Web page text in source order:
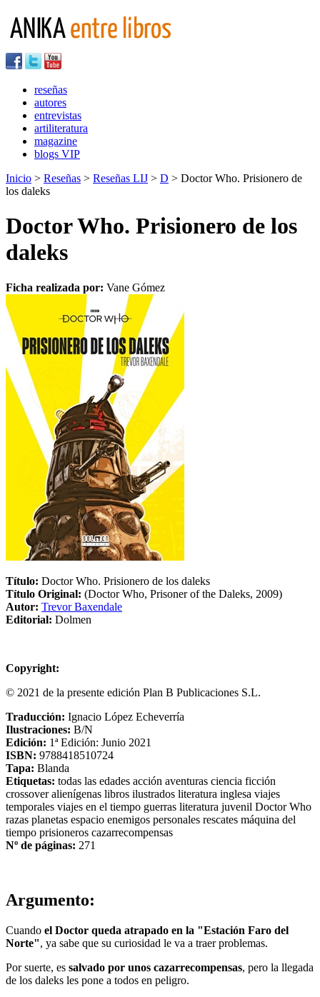
reseñas
autores
entrevistas
artiliteratura
magazine
blogs VIP
Inicio > Reseñas > Reseñas LIJ > D > Doctor Who. Prisionero de
los daleks
Doctor Who. Prisionero de los
daleks
Ficha realizada por: Vane Gómez
Título: Doctor Who. Prisionero de los daleks
Título Original: (Doctor Who, Prisoner of the Daleks, 2009)
Autor: Trevor Baxendale
Editorial: Dolmen
Copyright:
© 2021 de la presente edición Plan B Publicaciones S.L.
Traducción: Ignacio López Echeverría
Ilustraciones: B/N
Edición: 1ª Edición: Junio 2021
ISBN: 9788418510724
Tapa: Blanda
Etiquetas: todas las edades acción aventuras ciencia ficción
crossoveralienígenas libros ilustrados literatura inglesa viajes
temporales viajes en el tiempo guerras literatura juvenil Doctor Who
razas planetas espacio enemigos personales rescates máquina del
tiempo prisioneros cazarrecompensas
Nº de páginas: 271
Argumento:
Cuando el Doctor queda atrapado en la "Estación Faro del
Norte", ya sabe que su curiosidad le va a traer problemas.
Por suerte, es salvado por unos cazarrecompensas, pero la llegada
de los daleks les pone a todos en peligro.